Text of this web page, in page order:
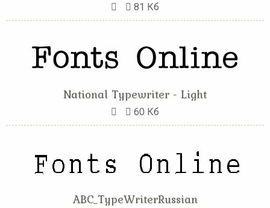
81 Кб
National Typewriter - Light
60 Кб
ABC_TypeWriterRussian